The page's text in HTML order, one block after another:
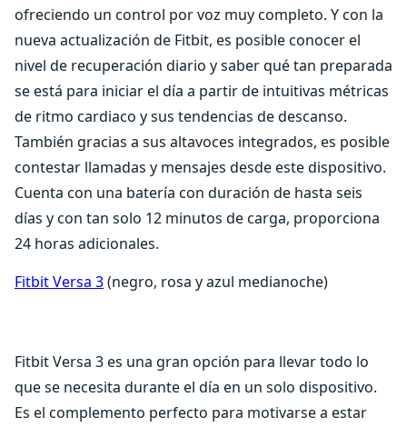
ofreciendo un control por voz muy completo. Y con la
nueva actualización de Fitbit, es posible conocer el
nivel de recuperación diario y saber qué tan preparada
se está para iniciar el día a partir de intuitivas métricas
de ritmo cardiaco y sus tendencias de descanso.
También gracias a sus altavoces integrados, es posible
contestar llamadas y mensajes desde este dispositivo.
Cuenta con una batería con duración de hasta seis
días y con tan solo 12 minutos de carga, proporciona
24 horas adicionales.
Fitbit Versa 3(negro, rosa y azul medianoche)
Fitbit Versa 3 es una gran opción para llevar todo lo
que se necesita durante el día en un solo dispositivo.
Es el complemento perfecto para motivarse a estar